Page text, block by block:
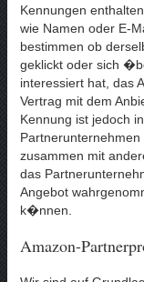
Kennungen
wie Namen oder E-
bestimmen ob
geklickt oder sich
interessiert hat, das
Vertrag mit dem
Kennung ist jedoch
zusammen mit
das
Angebot
k�nnen.
Amazon-